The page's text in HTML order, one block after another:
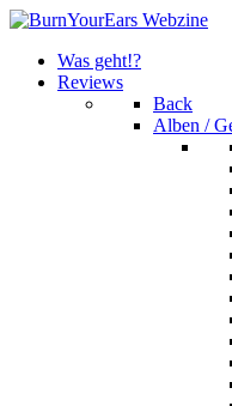
Was geht!?
Reviews
Back
Alben /